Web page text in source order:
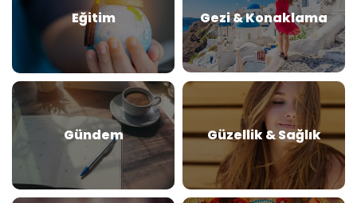
Eğitim Gezi & Konaklama
Gündem Güzellik & Sağlık